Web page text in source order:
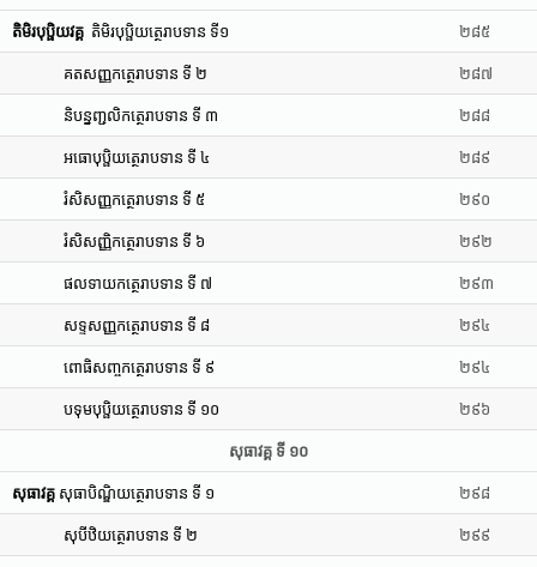
តិមិរបុប្ផិយវគ្គ តិមិរបុប្ផិយត្ថេរាបទាន ទី១ ២៨៥
គតសញ្ញកត្ថេរាបទាន ទី ២ ២៨៧
និបន្នញ្ជលិកត្ថេរាបទាន ទី ៣ ២៨៨
អធោបុប្ផិយត្ថេរាបទាន ទី ៤ ២៨៩
រំសិសញ្ញកត្ថេរាបទាន ទី ៥ ២៩០
រំសិសញ្ញិកត្ថេរាបទាន ទី ៦ ២៩២
ផលទាយកត្ថេរាបទាន ទី ៧ ២៩៣
សទ្ទសញ្ញកត្ថេរាបទាន ទី ៨ ២៩៤
ពោធិសញ្ចកត្ថេរាបទាន ទី ៩ ២៩៤
បទុមបុប្ផិយត្ថេរាបទាន ទី ១០ ២៩៦
សុធាវគ្គ ទី ១០
សុធាវគ្គ សុធាបិណ្ឌិយត្ថេរាបទាន ទី ១ ២៩៨
សុបីឋិយត្ថេរាបទាន ទី ២ ២៩៩